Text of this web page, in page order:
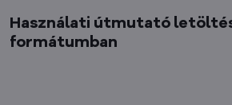
Használati útmutató
formátumban